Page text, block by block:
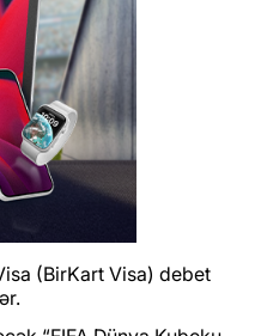
(BirKart Visa) debet